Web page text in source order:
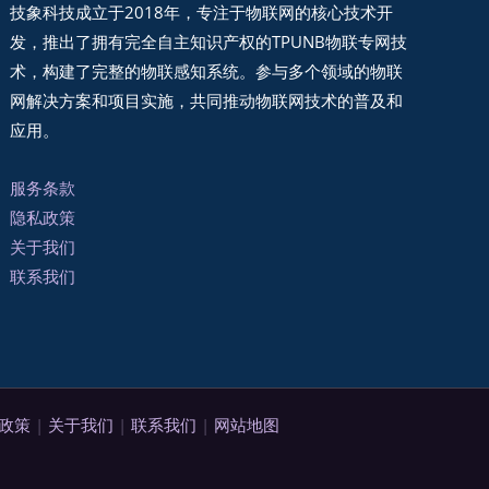
技象科技成立于2018年，专注于物联网的核心技术开
发，推出了拥有完全自主知识产权的TPUNB物联专网技
术，构建了完整的物联感知系统。参与多个领域的物联
网解决方案和项目实施，共同推动物联网技术的普及和
应用。
服务条款
隐私政策
关于我们
联系我们
策| 关于我们 | 联系我们 | 网站地图